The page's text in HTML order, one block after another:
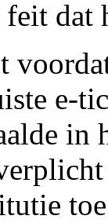
dat
e-
in
toe